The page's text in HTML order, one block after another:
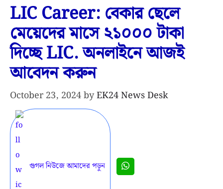
LIC Career: বেকার ছেলে
মেয়েদের মাসে ২১০০০ টাকা
দিচ্ছে LIC. অনলাইনে আজই
আবেদন করুন
October 23, 2024byEK24 News Desk
গুগল নিউজে আমাদের পড়ুন